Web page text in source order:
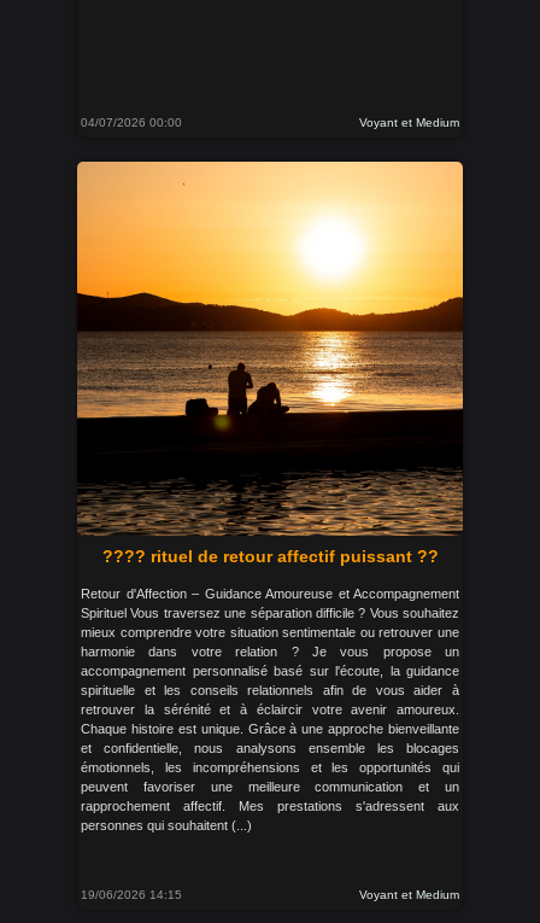
04/07/2026 00:00 Voyant et Medium
???? rituel de retour affectif puissant ??
Retour d'Affection – Guidance Amoureuse et Accompagnement
Spirituel Vous traversez une séparation difficile ? Vous souhaitez
mieux comprendre votre situation sentimentale ou retrouver une
harmonie dans votre relation ? Je vous propose un
accompagnement personnalisé basé sur l'écoute, la guidance
spirituelle et les conseils relationnels afin de vous aider à
retrouver la sérénité et à éclaircir votre avenir amoureux.
Chaque histoire est unique. Grâce à une approche bienveillante
et confidentielle, nous analysons ensemble les blocages
émotionnels, les incompréhensions et les opportunités qui
peuvent favoriser une meilleure communication et un
rapprochement affectif. Mes prestations s'adressent aux
personnes qui souhaitent (...)
19/06/2026 14:15 Voyant et Medium